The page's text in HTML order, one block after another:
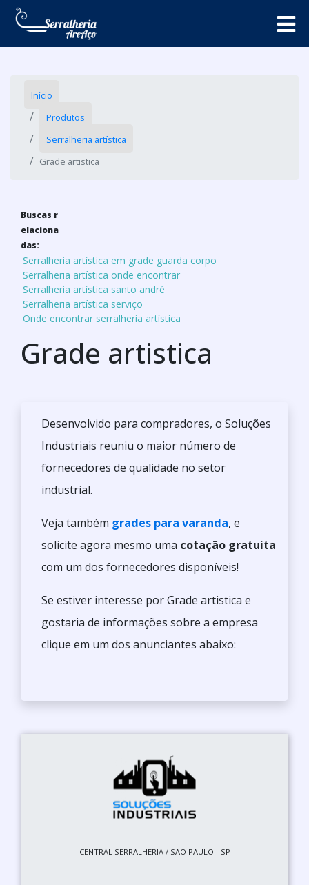
Início
Produtos
Serralheria artística
Grade artistica
Buscas r
elaciona
das:
Serralheria artística em grade guarda corpo
Serralheria artística onde encontrar
Serralheria artística santo andré
Serralheria artística serviço
Onde encontrar serralheria artística
Grade artistica
Desenvolvido para compradores, o Soluções
Industriais reuniu o maior número de
fornecedores de qualidade no setor
industrial.
Veja também grades para varanda, e
solicite agora mesmo uma cotação gratuita
com um dos fornecedores disponíveis!
Se estiver interesse por Grade artistica e
gostaria de informações sobre a empresa
clique em um dos anunciantes abaixo:
CENTRAL SERRALHERIA / SÃO PAULO - SP